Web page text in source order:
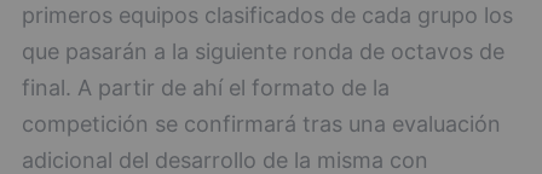
primeros equipos clasificados de cada grupo los
que pasarán a la siguiente ronda de octavos de
final. A partir de ahí el formato de la
competición se confirmará tras una evaluación
adicional del desarrollo de la misma con